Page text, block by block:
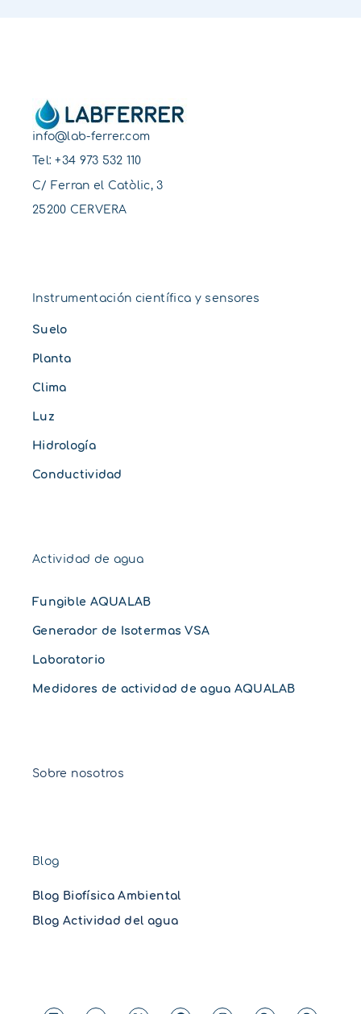
info@lab-ferrer.com
Tel:+34 973 532 110
C/ Ferran el Catòlic, 3
25200 CERVERA
Instrumentación científica y sensores
Suelo
Planta
Clima
Luz
Hidrología
Conductividad
Actividad de agua
Fungible AQUALAB
Generador de Isotermas VSA
Laboratorio
Medidores de actividad de agua AQUALAB
Sobre nosotros
Blog
Blog Biofísica Ambiental
Blog Actividad del agua